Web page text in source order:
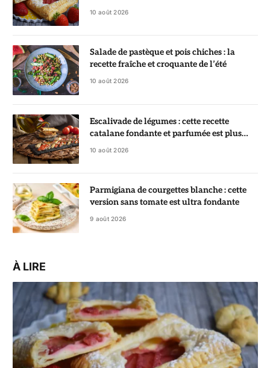
10 août 2026
Salade de pastèque et pois chiches : la
recette fraîche et croquante de l’été
10 août 2026
Escalivade de légumes : cette recette
catalane fondante et parfumée est plus
simple qu’elle n’en a l’air
10 août 2026
Parmigiana de courgettes blanche : cette
version sans tomate est ultra fondante
9 août 2026
À LIRE